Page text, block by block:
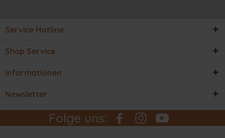
Service Hotline
Shop Service
Informationen
Newsletter
Folge uns: